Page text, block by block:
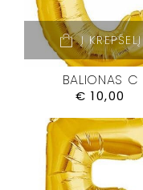
Į KREPŠELĮ
BALIONAS C
€ 10,00